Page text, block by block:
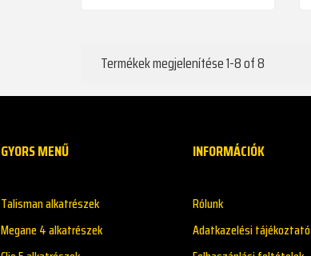
Termékek megjelenítése 1-8 of 8
GYORS MENŰ
Talisman alkatrészek
Megane 4 alkatrészek
INFORMÁCIÓK
Rólunk
Adatkazelési tájékoztató